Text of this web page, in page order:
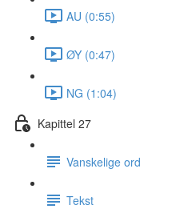
AU (0:55)
ØY (0:47)
NG (1:04)
Kapittel 27
Vanskelige ord
Tekst